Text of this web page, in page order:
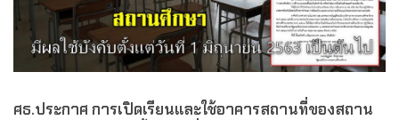
ศธ.ประกาศ การเปิดเรียนและใช้อาคารสถานที่ของสถาน